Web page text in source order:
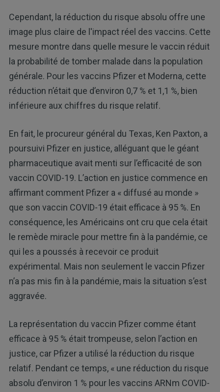
Cependant, la réduction du risque absolu offre une
image plus claire de l'impact réel des vaccins. Cette
mesure montre dans quelle mesure le vaccin réduit
la probabilité de tomber malade dans la population
générale. Pour les vaccins Pfizer et Moderna, cette
réduction n’était que d’environ 0,7 % et 1,1 %, bien
inférieure aux chiffres du risque relatif.
En fait, le procureur général du Texas, Ken Paxton, a
poursuivi Pfizer en justice, alléguant que le géant
pharmaceutique avait menti sur l’efficacité de son
vaccin COVID-19. L’action en justice commence en
affirmant comment Pfizer a « diffusé au monde »
que son vaccin COVID-19 était efficace à 95 %. En
conséquence, les Américains ont cru que cela était
le remède miracle pour mettre fin à la pandémie, ce
qui les a poussés à recevoir ce produit
expérimental. Mais non seulement le vaccin Pfizer
n’a pas mis fin à la pandémie, mais la situation s’est
aggravée.
La représentation du vaccin Pfizer comme étant
efficace à 95 % était trompeuse, selon l’action en
justice, car Pfizer a utilisé la réduction du risque
relatif. Pendant ce temps, « une réduction du risque
absolu d’environ 1 % pour les vaccins ARNm COVID-